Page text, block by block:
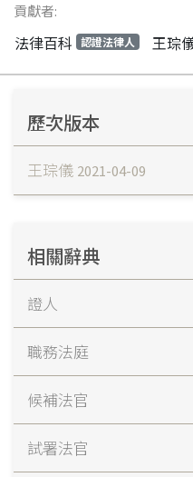
貢獻者:
法律百科 認證法律人 王琮
歷次版本
王琮儀 2021-04-09
相關辭典
證人
職務法庭
候補法官
試署法官